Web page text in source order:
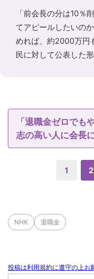
「前会長の分は10％
てアピールしたいの
めれば、約2000万円
民に対して公表した
「退職金ゼロでも
志の高い人に会長
1 2
NHK 退職金